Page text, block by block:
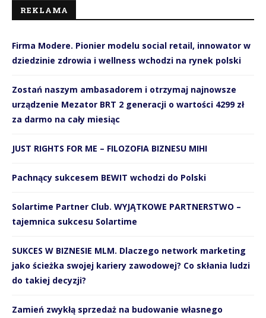
REKLAMA
Firma Modere. Pionier modelu social retail, innowator w
dziedzinie zdrowia i wellness wchodzi na rynek polski
Zostań naszym ambasadorem i otrzymaj najnowsze
urządzenie Mezator BRT 2 generacji o wartości 4299 zł
za darmo na cały miesiąc
JUST RIGHTS FOR ME – FILOZOFIA BIZNESU MIHI
Pachnący sukcesem BEWIT wchodzi do Polski
Solartime Partner Club. WYJĄTKOWE PARTNERSTWO –
tajemnica sukcesu Solartime
SUKCES W BIZNESIE MLM. Dlaczego network marketing
jako ścieżka swojej kariery zawodowej? Co skłania ludzi
do takiej decyzji?
Zamień zwykłą sprzedaż na budowanie własnego